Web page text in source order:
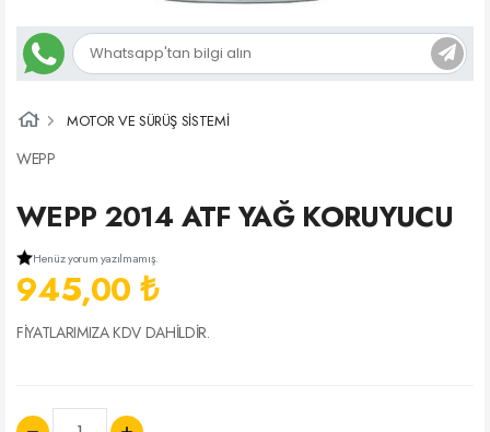
MOTOR VE SÜRÜŞ SİSTEMİ
WEPP
WEPP 2014 ATF YAĞ KORUYUCU
Henüz yorum yazılmamış.
945,00 ₺
FİYATLARIMIZA KDV DAHİLDİR.